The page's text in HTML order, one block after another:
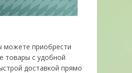
можете приобрести
товары с удобной
доставкой прямо